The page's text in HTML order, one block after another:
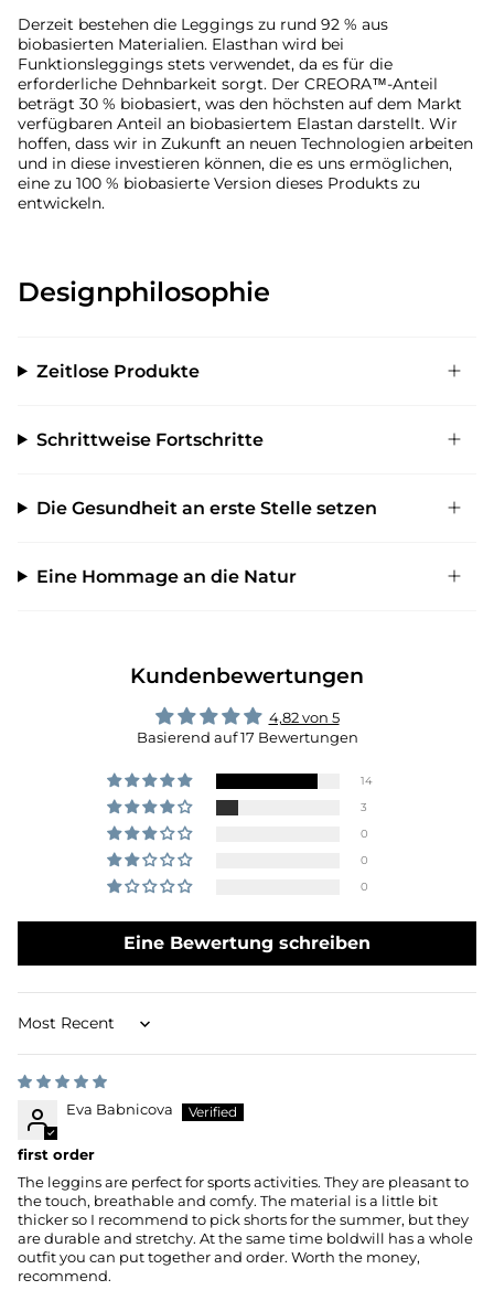
Derzeit bestehen die Leggings zu rund 92 % aus
biobasierten Materialien. Elasthan wird bei
Funktionsleggings stets verwendet, da es für die
erforderliche Dehnbarkeit sorgt. Der CREORA™-Anteil
beträgt 30 % biobasiert, was den höchsten auf dem Markt
verfügbaren Anteil an biobasiertem Elastan darstellt. Wir
hoffen, dass wir in Zukunft an neuen Technologien arbeiten
und in diese investieren können, die es uns ermöglichen,
eine zu 100 % biobasierte Version dieses Produkts zu
entwickeln.
Designphilosophie
Zeitlose Produkte
Schrittweise Fortschritte
Die Gesundheit an erste Stelle setzen
Eine Hommage an die Natur
Kundenbewertungen
4,82 von 5
Basierend auf 17 Bewertungen
14
3
0
0
0
Eine Bewertung schreiben
Sort by
Eva Babnicova
first order
The leggins are perfect for sports activities. They are pleasant to
the touch, breathable and comfy. The material is a little bit
thicker so I recommend to pick shorts for the summer, but they
are durable and stretchy. At the same time boldwill has a whole
outfit you can put together and order. Worth the money,
recommend.